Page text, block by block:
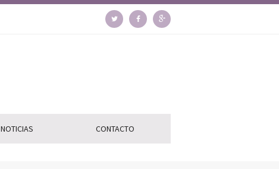
NOTICIAS CONTACTO